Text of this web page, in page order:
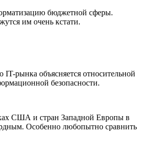
бюджетной сферы.
им очень кстати.
рынка объясняется относительной
безопасности.
США и стран Западной Европы в
Особенно любопытно сравнить